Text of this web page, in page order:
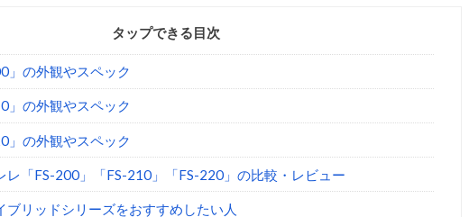
タップできる目次
」の外観やスペック
」の外観やスペック
」の外観やスペック
レ「FS-200」「FS-210」「FS-220」の比較・レビュー
ブリッドシリーズをおすすめしたい人